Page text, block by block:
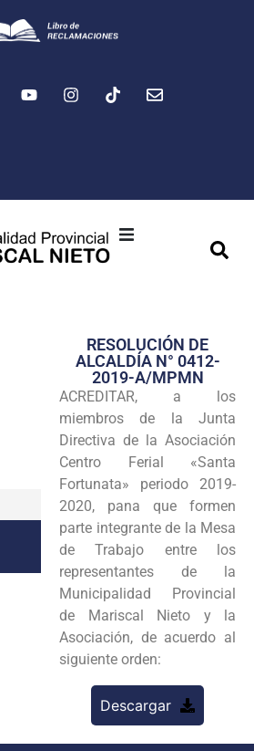
Transparencia
Seguridad
Programas
Intranet
RESOLUCIÓN DE
ALCALDÍA N° 0412-
2019-A/MPMN
ACREDITAR, a los
miembros de la Junta
Directiva de la Asociación
Centro Ferial «Santa
Fortunata» periodo 2019-
2020, pana que formen
parte integrante de la Mesa
de Trabajo entre los
representantes de la
Municipalidad Provincial
de Mariscal Nieto y la
Asociación, de acuerdo al
siguiente orden:
Descargar